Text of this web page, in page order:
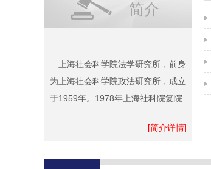
简介
上海社会科学院法学研究所，前身
为上海社会科学院政法研究所，成立
于1959年。1978年上海社科院复院
[简介详情]